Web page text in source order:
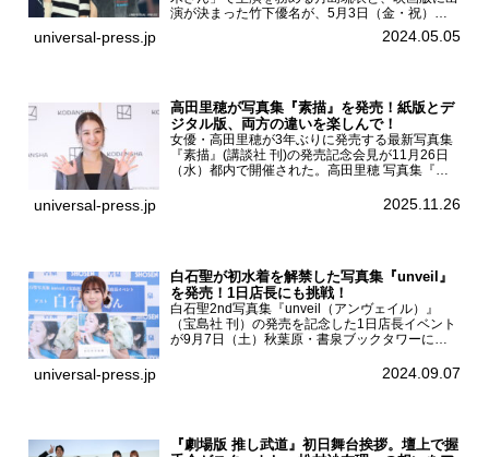
演が決まった竹下優名が、5月3日（金・祝）東
京・国立代々木競技場第一体育館で開催されたフ
ァッション&音楽イベント『Rakuten GirlsAward
universal-press.jp 2024.05.05
高田里穂が写真集『素描』を発売！紙版とデ
ジタル版、両方の違いを楽しんで！
女優・高田里穂が3年ぶりに発売する最新写真集
『素描』(講談社 刊)の発売記念会見が11月26日
（水）都内で開催された。高田里穂 写真集『素
あなたです』(読売テレビ)に出演するなど女優と
universal-press.jp 2025.11.26
白石聖が初水着を解禁した写真集『unveil』
を発売！1日店長にも挑戦！
白石聖2nd写真集『unveil（アンヴェイル）』
（宝島社 刊）の発売を記念した1日店長イベント
が9月7日（土）秋葉原・書泉ブックタワーにて
を記念し1日店長イベントを開催した本写真集は
universal-press.jp 2024.09.07
『劇場版 推し武道』初日舞台挨拶。壇上で握